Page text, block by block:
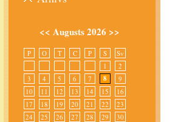
<< Augusts 2026 >>
P O T C P S
Sv
1
2
3
4 5 6 7 8
9
10
11 12 13 14 15
16
17
18 19 20 21 22
23
24
25 26 27 28 29
30